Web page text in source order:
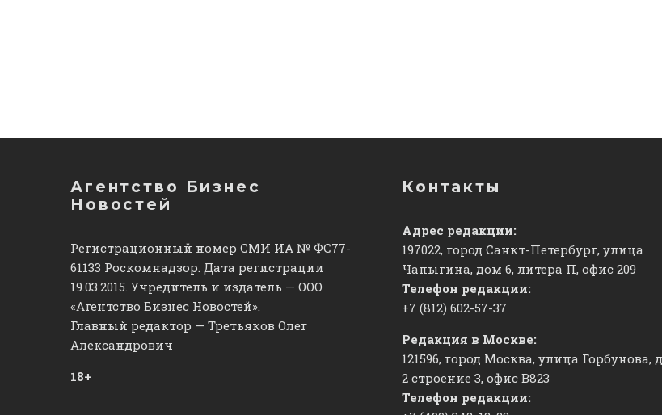
Агентство Бизнес
Новостей
Регистрационный номер СМИ ИА № ФС77-
61133 Роскомнадзор. Дата регистрации
19.03.2015. Учредитель и издатель — ООО
«Агентство Бизнес Новостей».
Главный редактор — Третьяков Олег
Александрович
18+
Контакты
Адрес редакции:
197022, город Санкт-Петербург, улица
Чапыгина, дом 6, литера П, офис 209
Телефон редакции:
+7 (812) 602-57-37
Редакция в Москве:
121596, город Москва, улица Горбунова,
2 строение 3, офис ​В823
Телефон редакции: